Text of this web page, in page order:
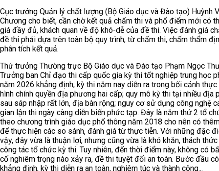
Cục trưởng Quản lý chất lượng (Bộ Giáo dục và Đào tạo) Huỳnh
Chương cho biết, cần chờ kết quả chấm thi và phổ điểm mới có
giá đầy đủ, khách quan về độ khó-dễ của đề thi. Việc đánh giá
đề thi phải dựa trên toàn bộ quy trình, từ chấm thi, chấm thẩm
phân tích kết quả.
Thứ trưởng Thường trực Bộ Giáo dục và Đào tạo Phạm Ngọc
Trưởng ban Chỉ đạo thi cấp quốc gia kỳ thi tốt nghiệp trung học
năm 2026 khẳng định, kỳ thi năm nay diễn ra trong bối cảnh thực
hình chính quyền địa phương hai cấp; quy mô kỳ thi tại nhiều địa
sau sáp nhập rất lớn, địa bàn rộng; nguy cơ sử dụng công nghệ
gian lận thi ngày càng diễn biến phức tạp. Đây là năm thứ 2 tổ
theo chương trình giáo dục phổ thông năm 2018 cho nên có
để thực hiện các so sánh, đánh giá từ thực tiễn. Với những đặc
vậy, đây vừa là thuận lợi, nhưng cũng vừa là khó khăn, thách
công tác tổ chức kỳ thi. Tuy nhiên, đến thời điểm này, không có
cố nghiêm trọng nào xảy ra, đề thi tuyệt đối an toàn. Bước đầu
khẳng định, kỳ thi diễn ra an toàn, nghiêm túc và thành công...